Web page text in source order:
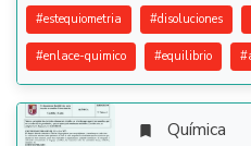
#estequiometria #disoluciones
#enlace-quimico #equilibrio #
 Química